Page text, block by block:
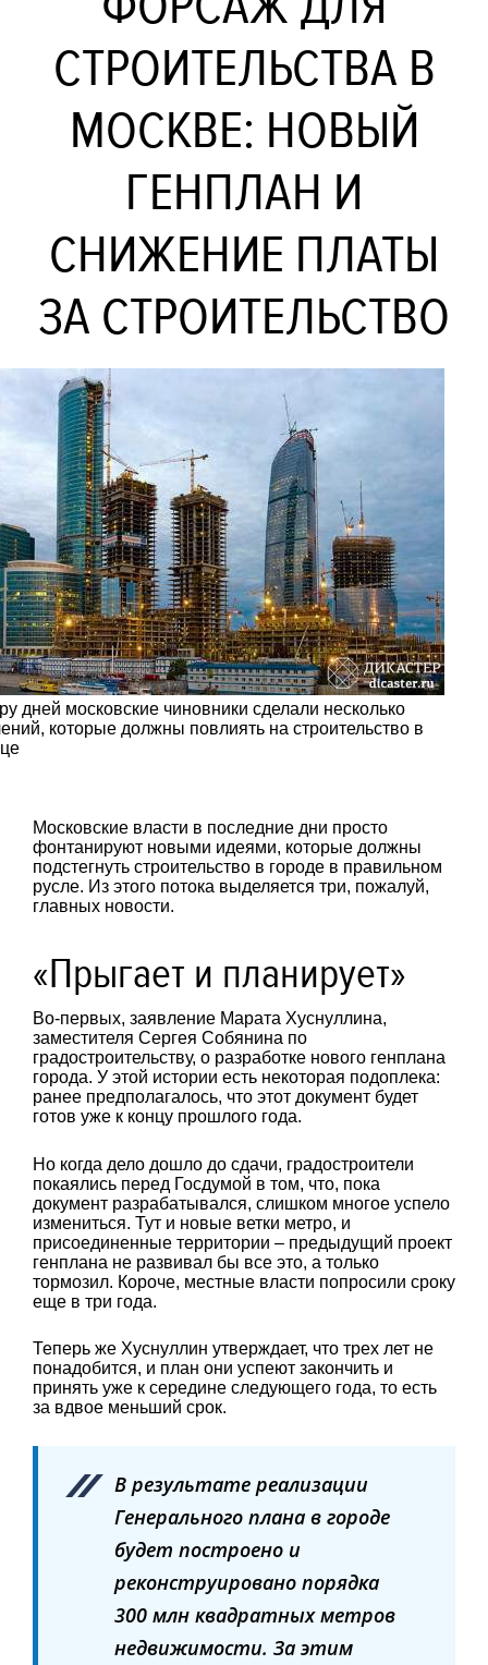
СТРОИТЕЛЬСТВА В
МОСКВЕ: НОВЫЙ
ГЕНПЛАН И
СНИЖЕНИЕ ПЛАТЫ
ЗА СТРОИТЕЛЬСТВО
дней московские чиновники сделали несколько
которые должны повлиять на строительство в
Московские власти в последние дни просто
фонтанируют новыми идеями, которые должны
подстегнуть строительство в городе в правильном
русле. Из этого потока выделяется три, пожалуй,
главных новости.
«Прыгает и планирует»
Во-первых, заявление Марата Хуснуллина,
заместителя Сергея Собянина по
градостроительству, о разработке нового генплана
города. У этой истории есть некоторая подоплека:
ранее предполагалось, что этот документ будет
готов уже к концу прошлого года.
Но когда дело дошло до сдачи, градостроители
покаялись перед Госдумой в том, что, пока
документ разрабатывался, слишком многое успело
измениться. Тут и новые ветки метро, и
присоединенные территории – предыдущий проект
генплана не развивал бы все это, а только
тормозил. Короче, местные власти попросили сроку
еще в три года.
Теперь же Хуснуллин утверждает, что трех лет не
понадобится, и план они успеют закончить и
принять уже к середине следующего года, то есть
за вдвое меньший срок.
В результате реализации
Генерального плана в городе
будет построено и
реконструировано порядка
300 млн квадратных метров
недвижимости. За этим